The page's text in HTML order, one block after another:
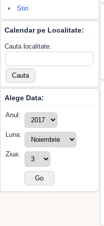
Stiri
Calendar pe Localitate:
Cauta localitate.
Alege Data:
Anul:
Luna:
Ziua: